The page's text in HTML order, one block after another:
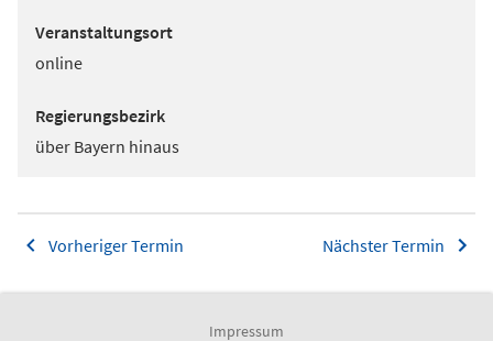
Veranstaltungsort
online
Regierungsbezirk
über Bayern hinaus
Vorheriger Termin Nächster Termin
Impressum